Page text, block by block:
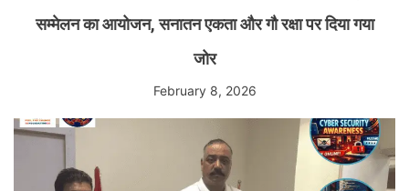
सम्मेलन का आयोजन, सनातन एकता और गौ रक्षा पर दिया गया
जोर
February 8, 2026